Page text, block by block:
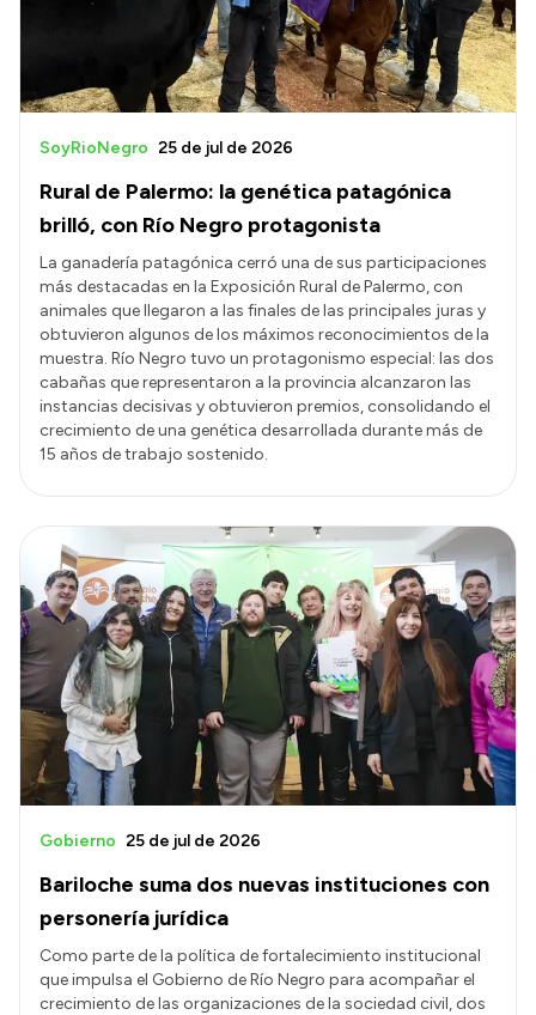
Rural de Palermo: la genética patagónica
brilló, con Río Negro protagonista
SoyRioNegro 25 de jul de 2026
La ganadería patagónica cerró una de sus participaciones
más destacadas en la Exposición Rural de Palermo, con
animales que llegaron a las finales de las principales juras y
obtuvieron algunos de los máximos reconocimientos de la
muestra. Río Negro tuvo un protagonismo especial: las dos
cabañas que representaron a la provincia alcanzaron las
instancias decisivas y obtuvieron premios, consolidando el
crecimiento de una genética desarrollada durante más de
15 años de trabajo sostenido.
Bariloche suma dos nuevas instituciones con
personería jurídica
Gobierno 25 de jul de 2026
Como parte de la política de fortalecimiento institucional
que impulsa el Gobierno de Río Negro para acompañar el
crecimiento de las organizaciones de la sociedad civil, dos